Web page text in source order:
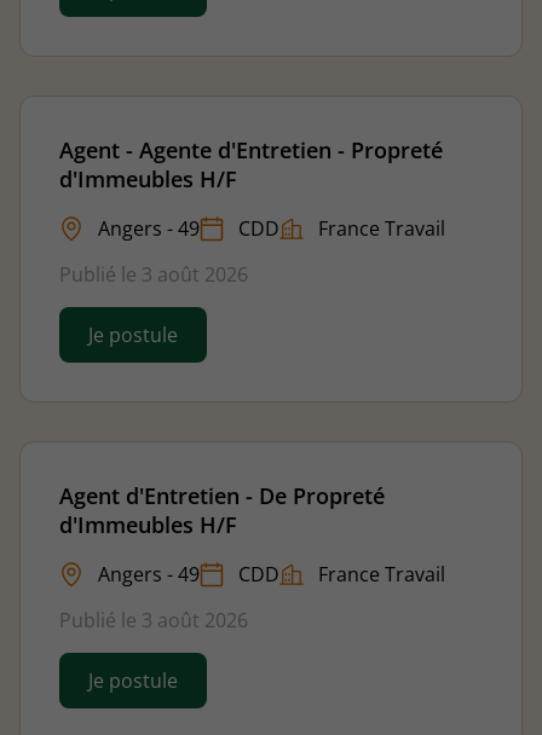
Agent - Agente d'Entretien - Propreté
d'Immeubles H/F
Angers - 49 CDD
France Travail
Publié le 3 août 2026
Je postule
Agent d'Entretien - De Propreté
d'Immeubles H/F
Angers - 49 CDD
France Travail
Publié le 3 août 2026
Je postule